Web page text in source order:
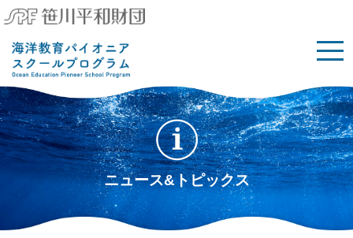
ニュース&トピックス